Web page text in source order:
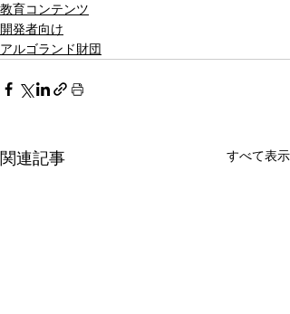
教育コンテンツ
開発者向け
アルゴランド財団
関連記事 すべて表示